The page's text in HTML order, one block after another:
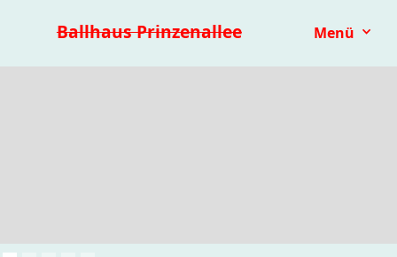
Ballhaus Prinzenallee Menü
Kinder- & Jugendtheater mit.mach.bühne